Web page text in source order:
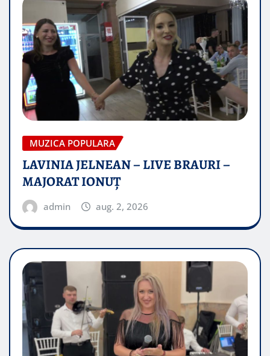
MUZICA POPULARA
LAVINIA JELNEAN – LIVE BRAURI –
MAJORAT IONUŢ
admin aug. 2, 2026